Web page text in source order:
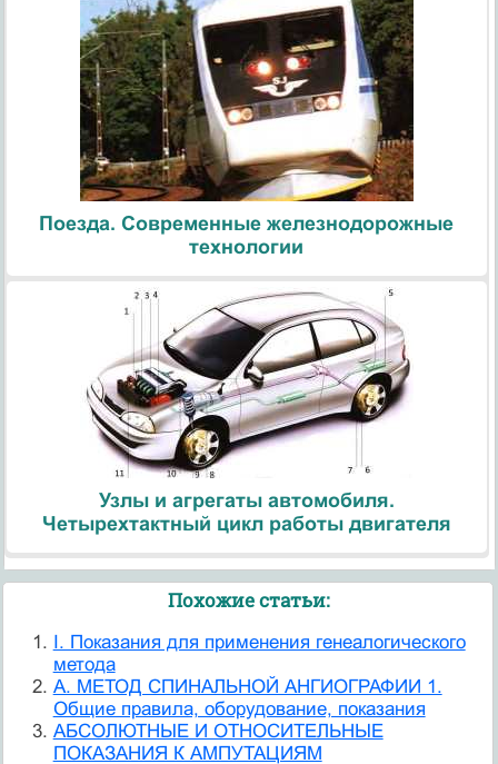
Поезда. Современные железнодорожные
технологии
Узлы и агрегаты автомобиля.
Четырехтактный цикл работы двигателя
Похожие статьи:
I. Показания для применения генеалогического
метода
А. МЕТОД СПИНАЛЬНОЙ АНГИОГРАФИИ 1.
Общие правила, оборудование, показания
АБСОЛЮТНЫЕ И ОТНОСИТЕЛЬНЫЕ
ПОКАЗАНИЯ К АМПУТАЦИЯМ